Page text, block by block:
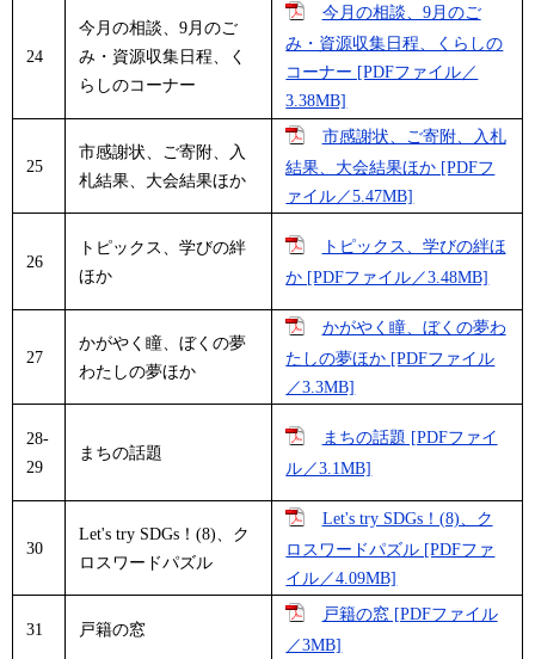
24
今月の相談、9月のご
み・資源収集日程、く
らしのコーナー
今月の相談、9月のご
み・資源収集日程、くらしの
コーナー [PDFファイル／
3.38MB]
25
市感謝状、ご寄附、入
札結果、大会結果ほか
市感謝状、ご寄附、入札
結果、大会結果ほか [PDFフ
ァイル／5.47MB]
26
トピックス、学びの絆
ほか
トピックス、学びの絆ほ
か [PDFファイル／3.48MB]
27
かがやく瞳、ぼくの夢
わたしの夢ほか
かがやく瞳、ぼくの夢わ
たしの夢ほか [PDFファイル
／3.3MB]
28-
29
まちの話題
まちの話題 [PDFファイ
ル／3.1MB]
30
Let's try SDGs！(8)、ク
ロスワードパズル
Let's try SDGs！(8)、ク
ロスワードパズル [PDFファ
イル／4.09MB]
31 戸籍の窓
戸籍の窓 [PDFファイル
／3MB]